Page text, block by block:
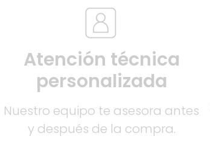
Atención técnica
personalizada
Nuestro equipo te asesora antes
y después de la compra.